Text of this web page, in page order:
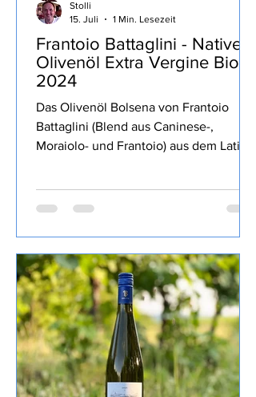
Frantoio Battaglini - Natives
2024
Das Olivenöl Bolsena von Frantoio
2025 Auswahl der am besten
bewerteten italienischen Olivenöle von
der Herbsternte 2024 geschafft, dort
mit der zweithöchsten Bewertung von
2 Herzen ausgezeichnet. Ein fruchtiges
Öl, grasig, kräftige Schärfe und gute
Bitterkeit, recht dünnflüssig, wunderbar
auf´s Brot oder zu Gemüse und zum
intensivieren des Geschmackes wie
heute zur Bur
Stolli
15. Juli
1 Min. Lesezeit